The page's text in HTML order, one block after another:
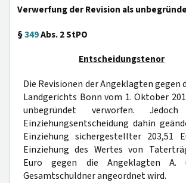
Verwerfung der Revision als
§349Abs. 2 StPO
Entscheidungstenor
Die Revisionen der Angeklagten gegen
Landgerichts Bonn vom 1. Oktober
unbegründet verworfen.
Einziehungsentscheidung dahin
Einziehung sichergestellter 203,51
Einziehung des Wertes von
Euro gegen die Angeklagten
Gesamtschuldner angeordnet wird.